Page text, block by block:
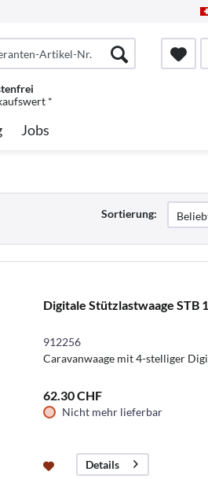
*
Jobs
Sortierung:
Digitale Stützlastwaage STB
912256
Caravanwaage mit 4-stelliger
62.30 CHF
Nicht mehr lieferbar
Details